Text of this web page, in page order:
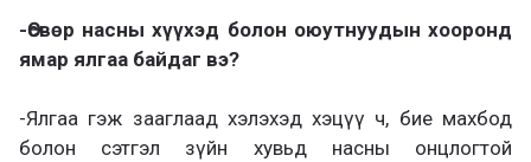
-Өсвөр насны хүүхэд болон оюутнуудын хооронд
ямар ялгаа байдаг вэ?
-Ялгаа гэж зааглаад хэлэхэд хэцүү ч, бие махбод
болон сэтгэл зүйн хувьд насны онцлогтой